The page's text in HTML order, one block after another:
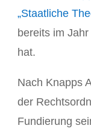
„Staatliche
bereits im
hat.
Nach Knapps
der
Fundierung